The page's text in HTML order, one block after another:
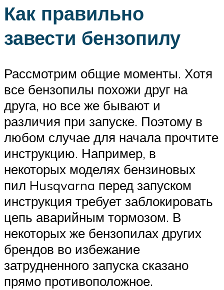
Как правильно
завести бензопилу
Рассмотрим общие моменты. Хотя
все бензопилы похожи друг на
друга, но все же бывают и
различия при запуске. Поэтому в
любом случае для начала прочтите
инструкцию. Например, в
некоторых моделях бензиновых
пил Husqvarna перед запуском
инструкция требует заблокировать
цепь аварийным тормозом. В
некоторых же бензопилах других
брендов во избежание
затрудненного запуска сказано
прямо противоположное.